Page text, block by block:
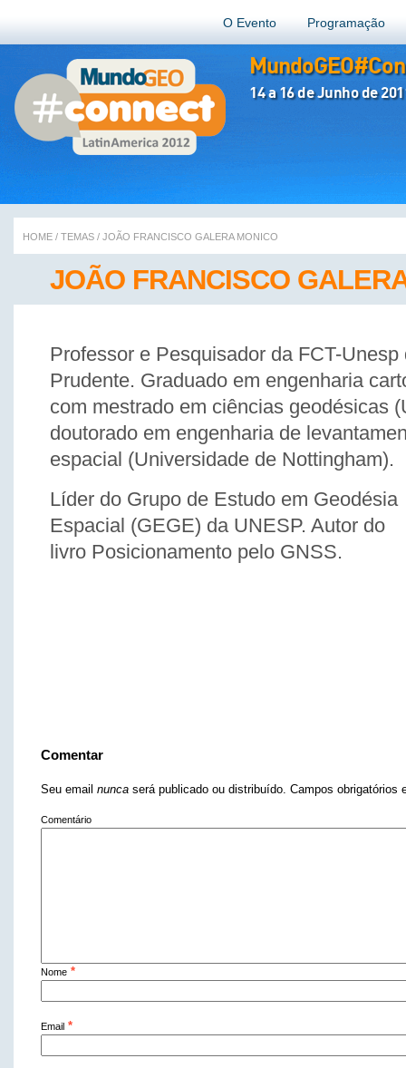
O Evento Programação
14 a 16 de Junho de
JOÃO FRANCISCO
HOME / TEMAS / JOÃO FRANCISCO GALERA MONICO
Professor e Pesquisador da FCT-
Prudente. Graduado em engenharia
com mestrado em ciências geodésicas
doutorado em engenharia de
espacial (Universidade de Nottingham).
Líder do Grupo de Estudo em Geodésia
Espacial (GEGE) da UNESP. Autor do
livro Posicionamento pelo GNSS.
Comentar
Seu email nunca será publicado ou distribuído. Campos
Comentário
Nome *
Email *